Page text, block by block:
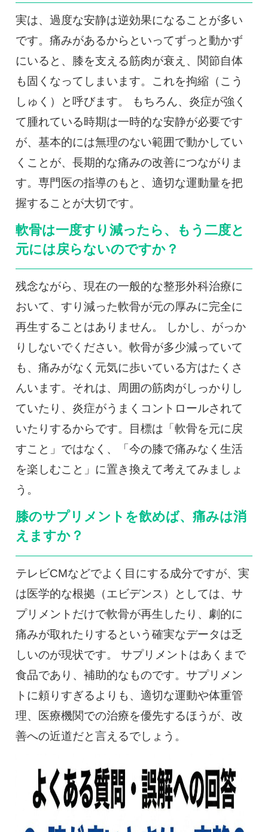
実は、過度な安静は逆効果になることが多い
です。痛みがあるからといってずっと動かず
にいると、膝を支える筋肉が衰え、関節自体
も固くなってしまいます。これを拘縮（こう
しゅく）と呼びます。 もちろん、炎症が強く
て腫れている時期は一時的な安静が必要です
が、基本的には無理のない範囲で動かしてい
くことが、長期的な痛みの改善につながりま
す。専門医の指導のもと、適切な運動量を把
握することが大切です。
軟骨は一度すり減ったら、もう二度と
元には戻らないのですか？
残念ながら、現在の一般的な整形外科治療に
おいて、すり減った軟骨が元の厚みに完全に
再生することはありません。 しかし、がっか
りしないでください。軟骨が多少減っていて
も、痛みがなく元気に歩いている方はたくさ
んいます。それは、周囲の筋肉がしっかりし
ていたり、炎症がうまくコントロールされて
いたりするからです。目標は「軟骨を元に戻
すこと」ではなく、「今の膝で痛みなく生活
を楽しむこと」に置き換えて考えてみましょ
う。
膝のサプリメントを飲めば、痛みは消
えますか？
テレビCMなどでよく目にする成分ですが、実
は医学的な根拠（エビデンス）としては、サ
プリメントだけで軟骨が再生したり、劇的に
痛みが取れたりするという確実なデータは乏
しいのが現状です。 サプリメントはあくまで
食品であり、補助的なものです。サプリメン
トに頼りすぎるよりも、適切な運動や体重管
理、医療機関での治療を優先するほうが、改
善への近道だと言えるでしょう。